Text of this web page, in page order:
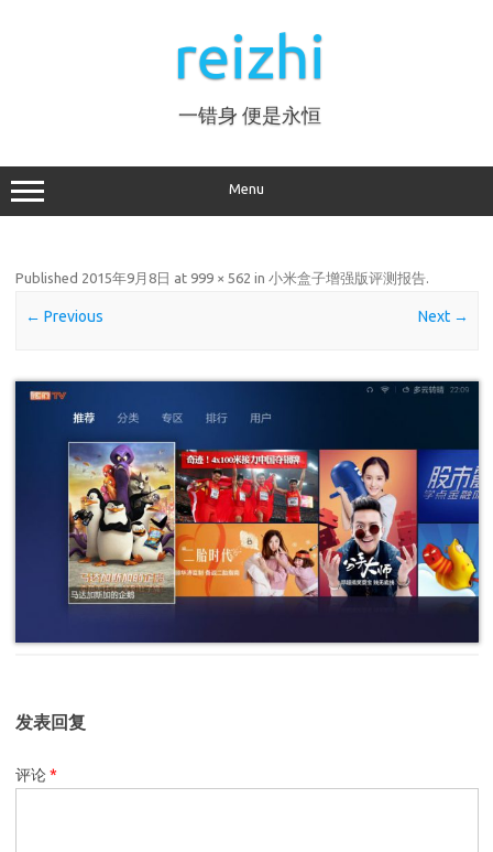
reizhi
一错身 便是永恒
Menu
Published 2015年9月8日 at 999 × 562 in 小米盒子增强版评测报告.
← Previous Next →
发表回复
评论*